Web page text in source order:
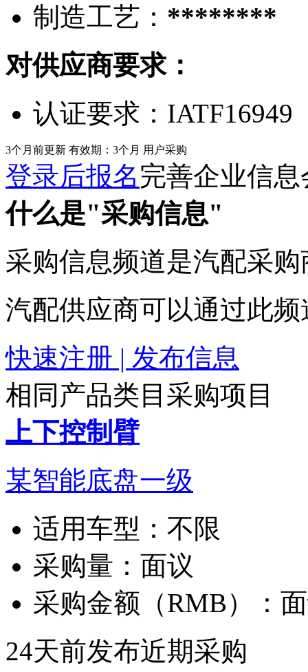
制造工艺： ********
对供应商要求：
认证要求： IATF16949
3个月前更新 有效期：3个月 用户采购
登录后报名完善企业信
什么是"采购信息"
采购信息频道是汽配采
汽配供应商可以通过此
快速注册 | 发布信息
相同产品类目采购项目
上下控制臂
某智能底盘一级
适用车型： 不限
采购量： 面议
采购金额（RMB）：
24天前发布近期采购